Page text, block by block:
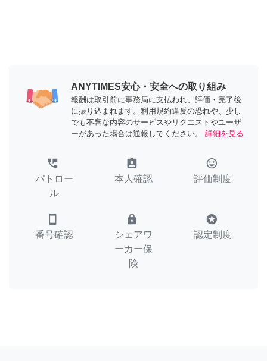
ANYTIMES安心・安全への取り組み
報酬は取引前に事務局に支払われ、評価・完了後
に振り込まれます。利用規約違反の恐れや、少し
でも不審な内容のサービスやリクエストやユーザ
ーがあった場合は通報してください。
詳細を見る
perm_phone_msg
パトロー
ル
assignment_ind
本人確認
tag_faces
評価制度
smartphone
番号確認
lock
シェアワ
ーカー保
険
stars
認定制度